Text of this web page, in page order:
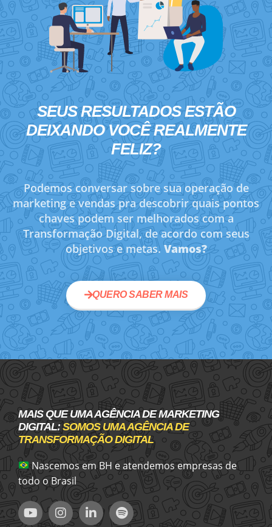
SEUS RESULTADOS ESTÃO
DEIXANDO VOCÊ REALMENTE
FELIZ?
Podemos conversar sobre sua operação de
marketing e vendas pra descobrir quais pontos
chaves podem ser melhorados com a
Transformação Digital, de acordo com seus
objetivos e metas.Vamos?
QUERO SABER MAIS
MAIS QUE UMA AGÊNCIA DE MARKETING
DIGITAL:SOMOS UMA AGÊNCIA DE
TRANSFORMAÇÃO DIGITAL
Nascemos em BH e atendemos empresas de
todo o Brasil